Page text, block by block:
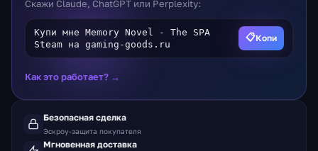
Скажи Claude, ChatGPT или Perplexity:
Купи мне Memory Novel - The SPA
Steam на gaming-goods.ru
📋Копи
Как это работает? →
Безопасная сделка
Эскроу-защита покупателя
Мгновенная доставка